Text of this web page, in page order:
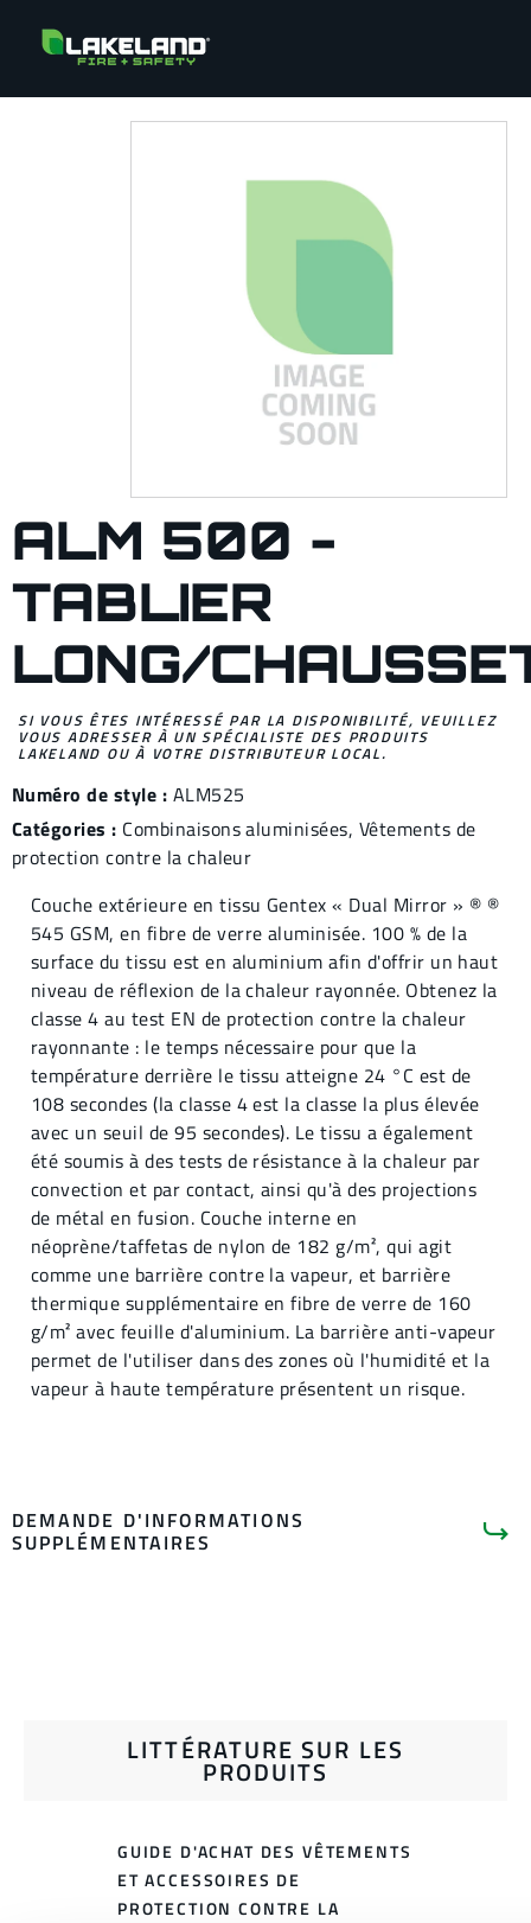
ALM 500 -
TABLIER
LONG/
SI VOUS ÊTES INTÉRESSÉ PAR LA DISPONIBILITÉ, VEUILLEZ
VOUS ADRESSER À UN SPÉCIALISTE DES PRODUITS
LAKELAND OU À VOTRE DISTRIBUTEUR LOCAL.
Numéro de style : ALM525
Catégories : Combinaisons aluminisées, Vêtements de
protection contre la chaleur
Couche extérieure en tissu Gentex « Dual Mirror » ® ®
545 GSM, en fibre de verre aluminisée. 100 % de la
surface du tissu est en aluminium afin d'offrir un haut
niveau de réflexion de la chaleur rayonnée. Obtenez la
classe 4 au test EN de protection contre la chaleur
rayonnante : le temps nécessaire pour que la
température derrière le tissu atteigne 24 °C est de
108 secondes (la classe 4 est la classe la plus élevée
avec un seuil de 95 secondes). Le tissu a également
été soumis à des tests de résistance à la chaleur par
convection et par contact, ainsi qu'à des projections
de métal en fusion. Couche interne en
néoprène/taffetas de nylon de 182 g/m², qui agit
comme une barrière contre la vapeur, et barrière
thermique supplémentaire en fibre de verre de 160
g/m² avec feuille d'aluminium. La barrière anti-vapeur
permet de l'utiliser dans des zones où l'humidité et la
vapeur à haute température présentent un risque.
DEMANDE D'INFORMATIONS
SUPPLÉMENTAIRES
LITTÉRATURE SUR LES
PRODUITS
GUIDE D'ACHAT DES VÊTEMENTS
ET ACCESSOIRES DE
PROTECTION CONTRE LA